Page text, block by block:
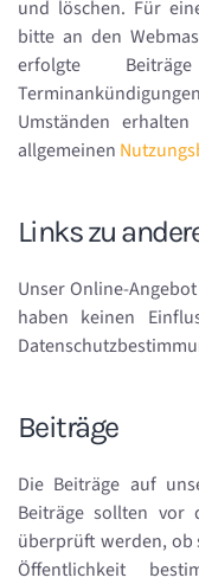
und löschen. Für
bitte an den
erfolgte
Umständen
allgemeinen
Links zu
Unser Online-
haben keinen
Beiträge
Die Beiträge auf
Beiträge sollten vor
überprüft werden, ob
Öffentlichkeit